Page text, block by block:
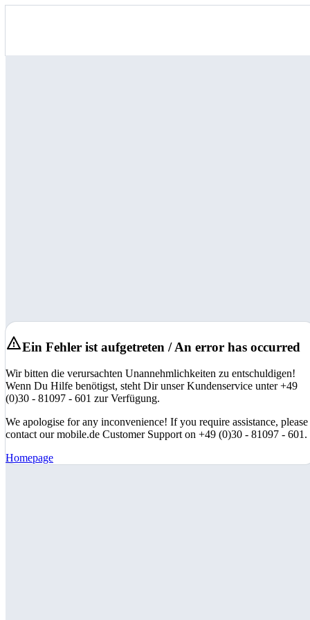
Ein Fehler ist aufgetreten / An error has occurred
Wir bitten die verursachten Unannehmlichkeiten zu entschuldigen!
Wenn Du Hilfe benötigst, steht Dir unser Kundenservice unter +49
(0)30 - 81097 - 601 zur Verfügung.
We apologise for any inconvenience! If you require assistance, please
contact our mobile.de Customer Support on +49 (0)30 - 81097 - 601.
Homepage